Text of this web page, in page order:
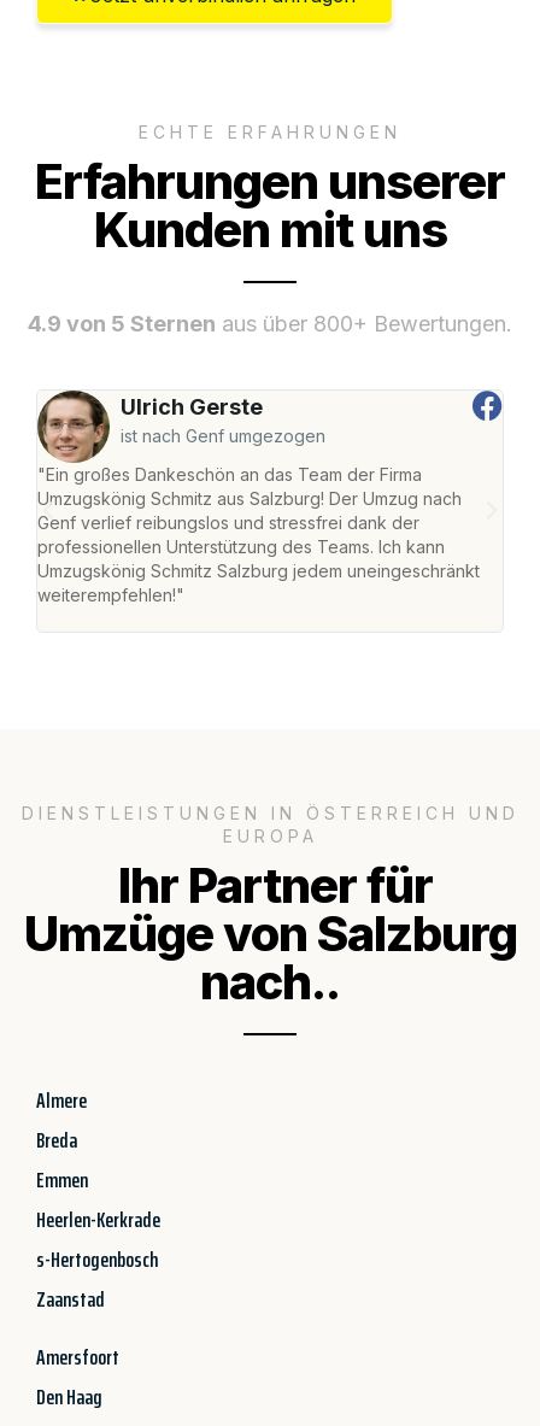
ECHTE ERFAHRUNGEN
Erfahrungen unserer
Kunden mit uns
4.9 von 5 Sternen aus über 800+ Bewertungen.
Ulrich Gerste
ist nach Genf umgezogen
"Ein großes Dankeschön an das Team der Firma
Umzugskönig Schmitz aus Salzburg! Der Umzug nach
Genf verlief reibungslos und stressfrei dank der
professionellen Unterstützung des Teams. Ich kann
Umzugskönig Schmitz Salzburg jedem uneingeschränkt
weiterempfehlen!"
DIENSTLEISTUNGEN IN ÖSTERREICH UND
EUROPA
Ihr Partner für
Umzüge von Salzburg
nach..
Almere
Breda
Emmen
Heerlen-Kerkrade
s-Hertogenbosch
Zaanstad
Amersfoort
Den Haag